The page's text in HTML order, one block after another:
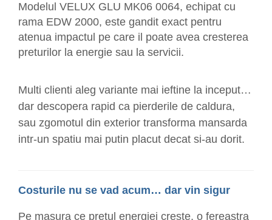
Modelul VELUX GLU MK06 0064, echipat cu
rama EDW 2000, este gandit exact pentru
atenua impactul pe care il poate avea cresterea
preturilor la energie sau la servicii.
Multi clienti aleg variante mai ieftine la inceput…
dar descopera rapid ca pierderile de caldura,
sau zgomotul din exterior transforma mansarda
intr-un spatiu mai putin placut decat si-au dorit.
Costurile nu se vad acum… dar vin sigur
Pe masura ce pretul energiei creste, o fereastra